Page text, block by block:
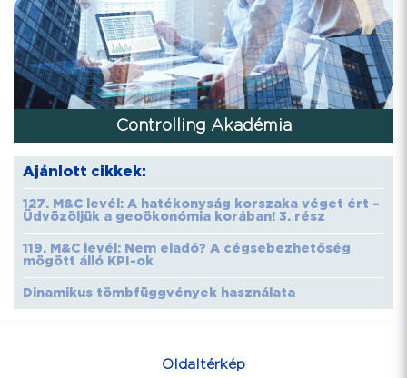
Controlling Akadémia
Ajánlott cikkek:
127. M&C levél: A hatékonyság korszaka véget ért –
Üdvözöljük a geoökonómia korában! 3. rész
119. M&C levél: Nem eladó? A cégsebezhetőség
mögött álló KPI-ok
Dinamikus tömbfüggvények használata
Oldaltérkép